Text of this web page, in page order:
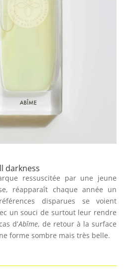
darkness
ressuscitée par une jeune
réapparaît chaque année un
disparues se voient
un souci de surtout leur rendre
d’Abîme, de retour à la surface
forme sombre mais très belle.